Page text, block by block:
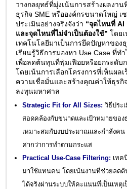
วางกลยุทธ์ที่มุ่งเน้นการสร้างผลงาน
ธุรกิจ SME หรือองค์กรขนาดใหญ่
ประเมินอย่างจริงจังว่า “จุดไหนที่ AI
และจุดไหนที่ไม่จำเป็นต้องใช้” โดย
เทคโนโลยีมาเป็นการยึดปัญหาของ
เรียนรู้วิธีการมองหา Use Case ที่ท
เพื่อลดต้นทุนที่ฟุ่มเฟือยหรือยกระดับ
โดยเน้นการเลือกโครงการที่เห็นผลเ
ความเชื่อมั่นและสร้างคุณค่าให้ธุรกิ
ลงทุนมหาศาล
Strategic Fit for All Sizes: วิธีประ
สอดคล้องกับขนาดและเป้าหมายของ
เหมาะสมกับงบประมาณและกำลังค
ค่ากว่าการทำตามกระแส
Practical Use-Case Filtering: เทค
มาใช้แทนคน โดยเน้นงานที่ช่วยลด
ได้จริงผ่านระบบให้คะแนนที่เป็นเหตุ